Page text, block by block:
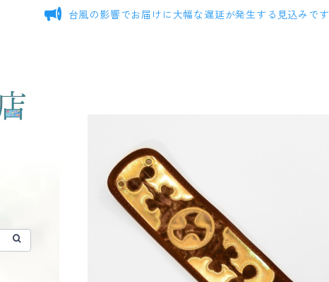
台風の影響でお届けに大幅な遅延が発生する見込みです